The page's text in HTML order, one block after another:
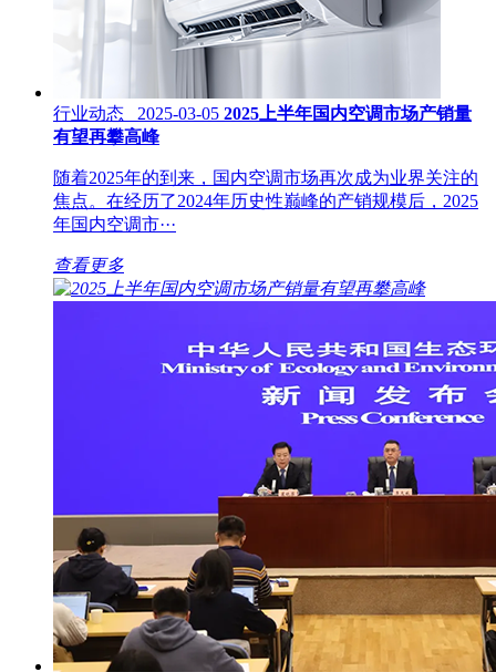
行业动态 2025-03-05 2025上半年国内空调市场产销量
有望再攀高峰
随着2025年的到来，国内空调市场再次成为业界关注的
焦点。在经历了2024年历史性巅峰的产销规模后，2025
年国内空调市···
查看更多